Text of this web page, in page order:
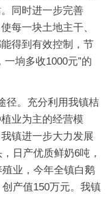
同时进一步完善
每一块土地主干、
得到有效控制，节
垧多收1000元”的
径。充分利用我镇桔
业为主的经营模
镇进一步大力发展
日产优质鲜奶6吨，
业，今年全镇白鹅
产值150万元。我镇